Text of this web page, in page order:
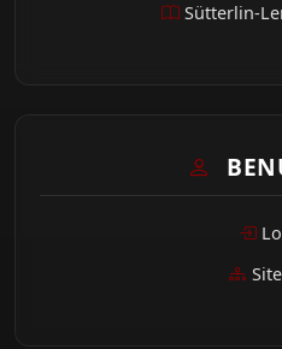
Sütterlin-